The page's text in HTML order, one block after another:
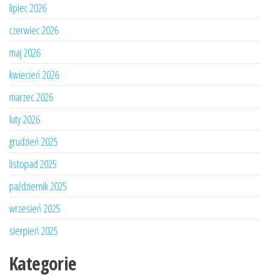
lipiec 2026
czerwiec 2026
maj 2026
kwiecień 2026
marzec 2026
luty 2026
grudzień 2025
listopad 2025
październik 2025
wrzesień 2025
sierpień 2025
Kategorie